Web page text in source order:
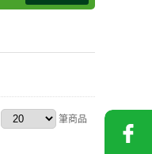
筆商品